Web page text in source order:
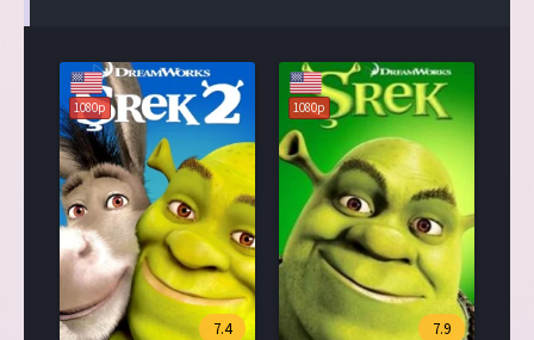
1080p
7.4
1080p
7.9